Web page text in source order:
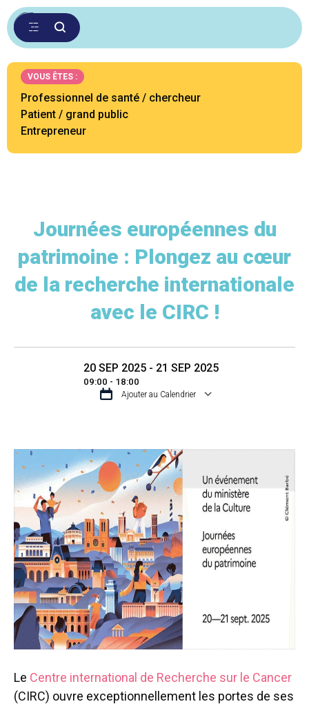
VOUS ÊTES :
Professionnel de santé / chercheur
Patient / grand public
Entrepreneur
Journées européennes du
patrimoine : Plongez au cœur
de la recherche internationale
avec le CIRC !
20 SEP 2025 - 21 SEP 2025
09:00 - 18:00
Ajouter au Calendrier
Le Centre international de Recherche sur le Cancer
(CIRC) ouvre exceptionnellement les portes de ses